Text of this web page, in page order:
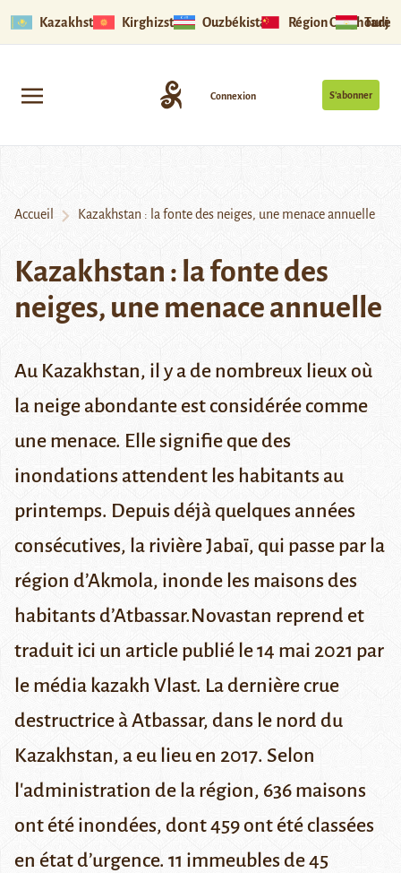
Kazakhstan Kirghizstan Ouzbékistan Région Ouïghoure
S’abonner
Connexion
Accueil Kazakhstan : la fonte des neiges, une menace annuelle
Kazakhstan : la fonte des
neiges, une menace annuelle
Au Kazakhstan, il y a de nombreux lieux où
la neige abondante est considérée comme
une menace. Elle signifie que des
inondations attendent les habitants au
printemps. Depuis déjà quelques années
consécutives, la rivière Jabaï, qui passe par la
région d’Akmola, inonde les maisons des
habitants d’Atbassar.Novastan reprend et
traduit ici un article publié le 14 mai 2021 par
le média kazakh Vlast. La dernière crue
destructrice àAtbassar, dans le nord du
Kazakhstan, a eu lieu en 2017. Selon
l'administration de la région, 636 maisons
ont été inondées, dont 459 ont été classées
en état d’urgence. 11 immeubles de 45